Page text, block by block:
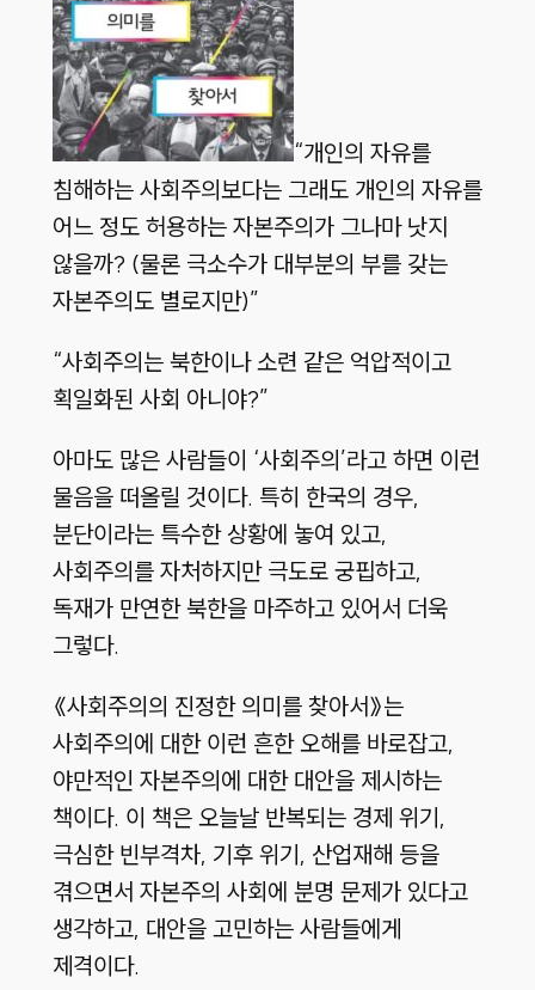
“개인의 자유를
침해하는 사회주의보다는 그래도 개인의 자유를
어느 정도 허용하는 자본주의가 그나마 낫지
않을까? (물론 극소수가 대부분의 부를 갖는
자본주의도 별로지만)”
“사회주의는 북한이나 소련 같은 억압적이고
획일화된 사회 아니야?”
아마도 많은 사람들이 ‘사회주의’라고 하면 이런
물음을 떠올릴 것이다. 특히 한국의 경우,
분단이라는 특수한 상황에 놓여 있고,
사회주의를 자처하지만 극도로 궁핍하고,
독재가 만연한 북한을 마주하고 있어서 더욱
그렇다.
《사회주의의 진정한 의미를 찾아서》는
사회주의에 대한 이런 흔한 오해를 바로잡고,
야만적인 자본주의에 대한 대안을 제시하는
책이다. 이 책은 오늘날 반복되는 경제 위기,
극심한 빈부격차, 기후 위기, 산업재해 등을
겪으면서 자본주의 사회에 분명 문제가 있다고
생각하고, 대안을 고민하는 사람들에게
제격이다.